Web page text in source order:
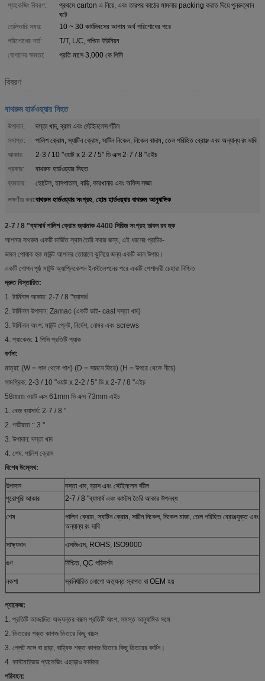
প্যাকেজিং বিবরণ:
প্রথমে carton এ নিয়ে, এবং তারপর কাঠের মামলার packing করাত দিয়ে পুনরুত্থান
ঘটে
ডেলিভারি সময়:
10 ~ 30 কার্যদিবসের আগাম অর্থ পরিশোধের পরে
পরিশোধের শর্ত:
T/T, L/C, পশ্চিম ইউনিয়ন
যোগানের ক্ষমতা:
প্রতি মাসে 3,000 কে পিসি
বিবরণ
বাথরুম হার্ডওয়্যার নিহত
উপাদান:
দস্তা খাদ, ব্রাস এবং স্টেইনলেস স্টীল
সমাপ্ত:
পালিশ ক্রোম, স্যাটিন ক্রোম, সাটিন নিকেল, নিকেল বাদাম, তেল পরিহিত ব্রোঞ্জ এবং অন্যান্য রং দাবি
আকার:
2-3 / 10 "ওয়াট x 2-2 / 5" ডি এক্স 2-7 / 8 "এইচ
প্রকার:
বাথরুম হার্ডওয়্যার নিহত
ব্যবহার:
হোটেল, হাসপাতাল, বাড়ি, কারখানার এবং অফিস সজ্জা
লক্ষণীয় করা:বাথরুম হার্ডওয়্যার সংগ্রহ, হোম হার্ডওয়্যার বাথরুম আনুষাঙ্গিক
2-7 / 8 "ব্যাসার্ধ পালিশ ক্রোম জ্যামাক 4400 সিরিজ সংগ্রহ ডাবল রব হুক
আপনার বাথরুম একটি মার্জিত স্থান তৈরি করার জন্য, এই ধরনের প্রাচীর-
ডাবল পোষাক হুক মাউন্ট আপনার তোয়ালে ঝুলিয়ে জন্য একটি ভাল উপায়।
একটি গোপন পৃষ্ঠ মাউন্ট অ্যাপ্লিকেশন ইনস্টলেশনের পরে একটি পেশাদারী চেহারা নিশ্চিত
দ্রুত বিস্তারিত:
1. টার্মিনাল আকার: 2-7 / 8 "ব্যাসার্ধ
2. টার্মিনাল উপাদান: Zamac (একটি ডাই- cast দস্তা খাদ)
3. টার্মিনাল অংশ: মাউন্ট প্লেট, নির্দেশ, নোঙ্গর এবং screws
4. প্যাকেজ: 1 পিসি প্রতিটি প্যাক
বর্ণনা:
মাত্রা: (W = পাশ থেকে পাশ) (D = সামনে ফিরে) (H = উপরে থেকে নীচে)
সামগ্রিক: 2-3 / 10 "ওয়াট x 2-2 / 5" ডি x 2-7 / 8 "এইচ
58mm ওয়াট এক্স 61mm ডি এক্স 73mm এইচ
1. বেজ ব্যাসার্ধ: 2-7 / 8 "
2. গভীরতা :: 3 "
3. উপাদান: দস্তা খাদ
4: শেষ: পালিশ ক্রোম
বিশেষ উল্লেখ:
উপাদান
দস্তা খাদ, ব্রাস এবং স্টেইনলেস স্টীল
পুরোপুরি আকার
2-7 / 8 "ব্যাসার্ধ এবং কাস্টম তৈরি আকার উপলব্ধ
শেষ
পালিশ ক্রোম, স্যাটিন ক্রোম, সাটিন নিকেল, নিকেল মাজা, তেল পরিহিত ব্রোঞ্জযুক্ত এবং
অন্যান্য রং দাবি
সাক্ষ্যদান এসজিএস, ROHS, ISO9000
গুণ নিশ্চিত, QC পরিদর্শন
নকশা স্বনির্ধারিত লোগো অত্যন্ত স্বাগত বা OEM হয়
প্যাকেজ:
1. প্রতিটি আচ্ছাদিত অভ্যন্তর বাক্সে প্রতিটি অংশ, সমস্ত আনুষাঙ্গিক সঙ্গে
2. ভিতরের শক্ত কাগজ ভিতরে কিছু বাক্সে
3. প্লেট সঙ্গে বা ছাড়া, বাহ্যিক শক্ত কাগজ ভিতরে কিছু ভিতরের কার্টন।
4. কাস্টমাইজড প্যাকেজিং এছাড়াও কার্যকর
পরিবহন: